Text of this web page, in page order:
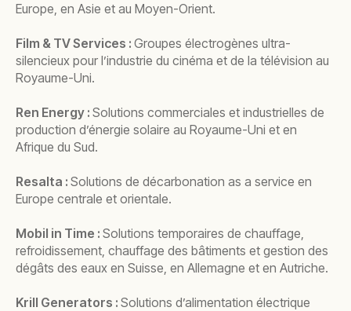
Europe, en Asie et au Moyen-Orient.
Film & TV Services : Groupes électrogènes ultra-
silencieux pour l’industrie du cinéma et de la télévision au
Royaume-Uni.
Ren Energy : Solutions commerciales et industrielles de
production d’énergie solaire au Royaume-Uni et en
Afrique du Sud.
Resalta : Solutions de décarbonation as a service en
Europe centrale et orientale.
Mobil in Time : Solutions temporaires de chauffage,
refroidissement, chauffage des bâtiments et gestion des
dégâts des eaux en Suisse, en Allemagne et en Autriche.
Krill Generators : Solutions d’alimentation électrique